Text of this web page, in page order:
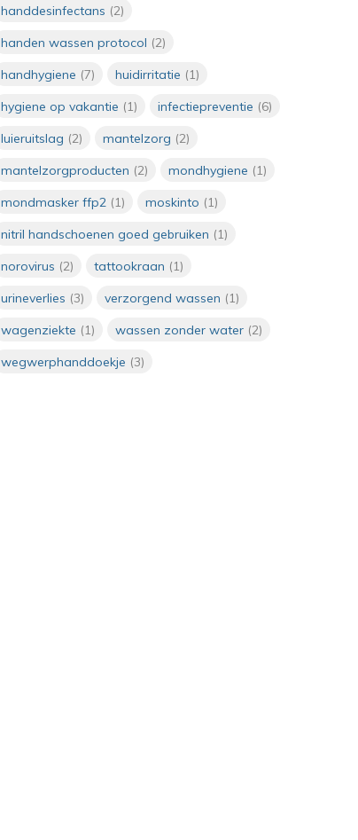
met vochtige
praktisch en
DoorIrma
Wanneer moet je
zorg? De 5 momenten
DoorIrma van Manen
Wegwerpwashandjes
in de zorg: hygiënisch
en comfortabel
wassen zonder water
Door
praktische
handdesinfectans (2)
handen wassen protocol (2)
handhygiene (7) huidirritatie (1)
hygiene op vakantie (1) infectiepreventie (6)
luieruitslag (2) mantelzorg (2)
mantelzorgproducten (2) mondhygiene (1)
mondmasker ffp2 (1) moskinto (1)
nitril handschoenen goed gebruiken (1)
norovirus (2) tattookraan (1)
urineverlies (3) verzorgend wassen (1)
wagenziekte (1) wassen zonder water (2)
wegwerphanddoekje (3)